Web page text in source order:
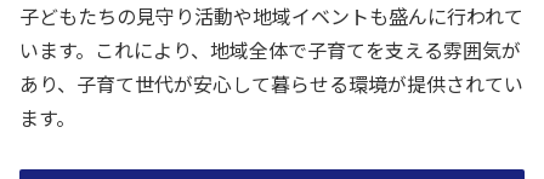
子どもたちの見守り活動や地域イベントも盛んに行われて
います。これにより、地域全体で子育てを支える雰囲気が
あり、子育て世代が安心して暮らせる環境が提供されてい
ます。